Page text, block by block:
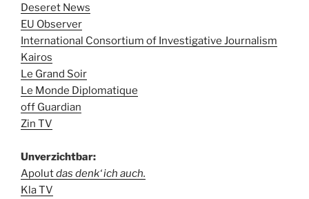
Deseret News
EU Observer
International Consortium of Investigative Journalism
Kairos
Le Grand Soir
Le Monde Diplomatique
off Guardian
Zin TV
Unverzichtbar:
Apolutdas denk‘ ich auch.
Kla TV